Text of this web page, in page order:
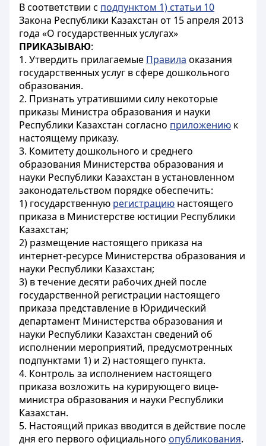
В соответствии с подпунктом 1) статьи 10
Закона Республики Казахстан от 15 апреля 2013
года «О государственных услугах»
ПРИКАЗЫВАЮ:
1. Утвердить прилагаемые Правила оказания
государственных услуг в сфере дошкольного
образования.
2. Признать утратившими силу некоторые
приказы Министра образования и науки
Республики Казахстан согласно приложению к
настоящему приказу.
3. Комитету дошкольного и среднего
образования Министерства образования и
науки Республики Казахстан в установленном
законодательством порядке обеспечить:
1) государственную регистрацию настоящего
приказа в Министерстве юстиции Республики
Казахстан;
2) размещение настоящего приказа на
интернет-ресурсе Министерства образования и
науки Республики Казахстан;
3) в течение десяти рабочих дней после
государственной регистрации настоящего
приказа представление в Юридический
департамент Министерства образования и
науки Республики Казахстан сведений об
исполнении мероприятий, предусмотренных
подпунктами 1) и 2) настоящего пункта.
4. Контроль за исполнением настоящего
приказа возложить на курирующего вице-
министра образования и науки Республики
Казахстан.
5. Настоящий приказ вводится в действие после
дня его первого официального опубликования.